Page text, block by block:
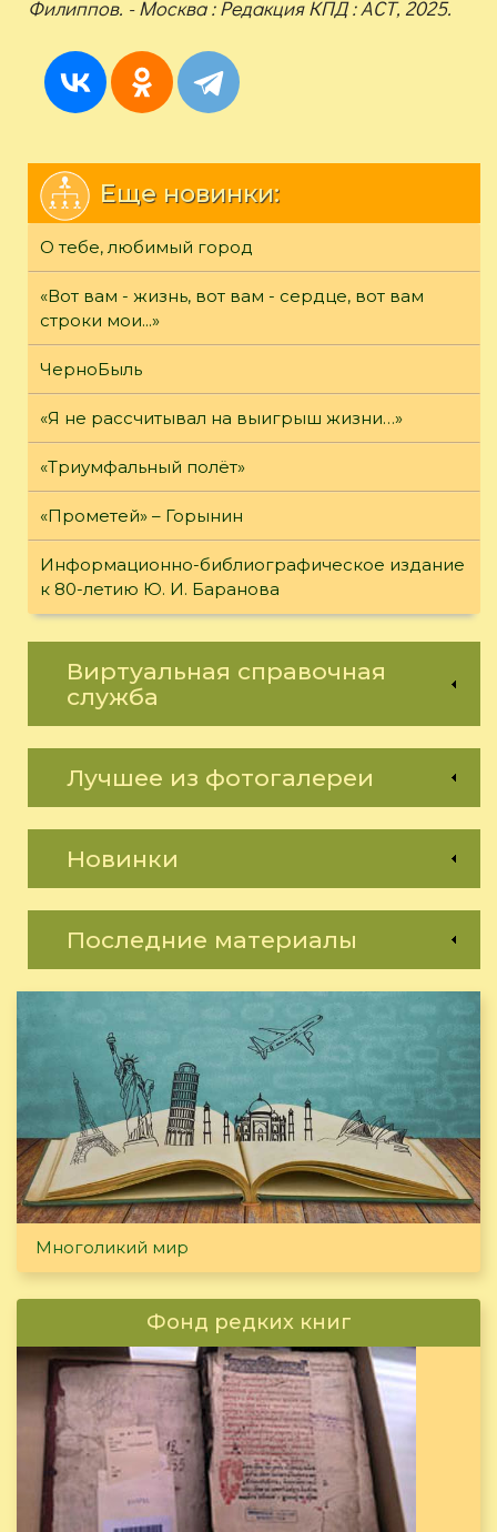
Филиппов. - Москва : Редакция КПД : АСТ, 2025.
Еще новинки:
О тебе, любимый город
«Вот вам - жизнь, вот вам - сердце, вот вам
строки мои...»
ЧерноБыль
«Я не рассчитывал на выигрыш жизни…»
«Триумфальный полёт»
«Прометей» – Горынин
Информационно-библиографическое издание
к 80-летию Ю. И. Баранова
Виртуальная справочная
служба
Лучшее из фотогалереи
Новинки
Последние материалы
Многоликий мир
Фонд редких книг